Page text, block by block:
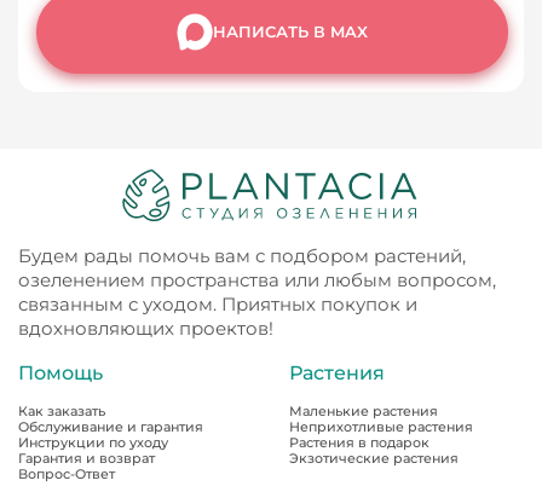
НАПИСАТЬ В MAX
Будем рады помочь вам с подбором растений,
озеленением пространства или любым вопросом,
связанным с уходом. Приятных покупок и
вдохновляющих проектов!
Помощь
Как заказать
Обслуживание и гарантия
Инструкции по уходу
Гарантия и возврат
Вопрос-Ответ
Растения
Маленькие растения
Неприхотливые растения
Растения в подарок
Экзотические растения